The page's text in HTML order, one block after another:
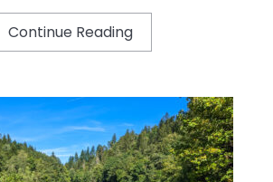
Continue Reading